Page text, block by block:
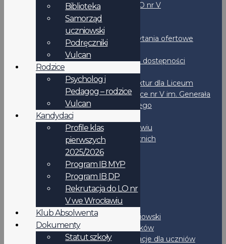
Sport w LO nr V
IBO
Wynajem
Przetargi | Zapytania ofertowe
BIP
Deklaracja dostępności
Rejestry
Wystawianie faktur dla Liceum
Ogólnokształcące nr V im. Generała
Jakuba Jasińskiego
Dokumenty
STATUT LO nr V we Wrocławiu
Standardy Ochrony Małoletnich
Regulaminy
IB-DP
Podanie - wzór
Duplikaty dokumentów
RODO
Uczniowie
Samorząd uczniowski
Rozkład dzwonków
IB-DP - Informacje dla uczniów
Biblioteka
Samorząd
uczniowski
Podręczniki
Vulcan
Rodzice
Psycholog i
Pedagog – rodzice
Vulcan
Kandydaci
Profile klas
pierwszych
2025/2026
Program IB MYP
Program IB DP
Rekrutacja do LO nr
V we Wrocławiu
Klub Absolwenta
Dokumenty
Statut szkoły